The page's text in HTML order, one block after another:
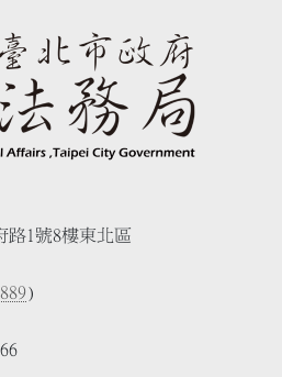
路1號8樓東北區
)